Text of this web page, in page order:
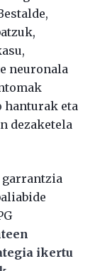
neuronala
hanturak eta
dezaketela
ikertu